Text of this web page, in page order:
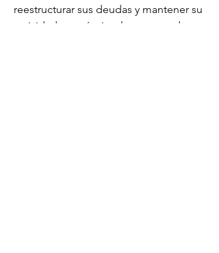
reestructurar sus deudas y mantener su
actividad económica, lo que puede